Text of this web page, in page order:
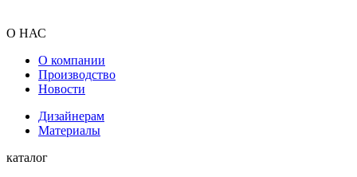
О НАС
О компании
Производство
Новости
Дизайнерам
Материалы
каталог